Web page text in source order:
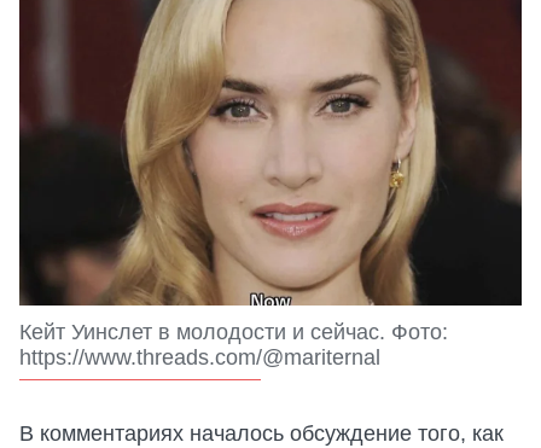
Кейт Уинслет в молодости и сейчас. Фото:
https://www.threads.com/@mariternal
В комментариях началось обсуждение того, как